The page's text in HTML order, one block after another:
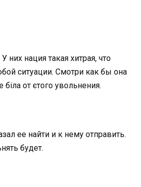
них нация такая хитрая, что
ситуации. Смотри как бы она
от єтого увольнения.
ее найти и к нему отправить.
будет.